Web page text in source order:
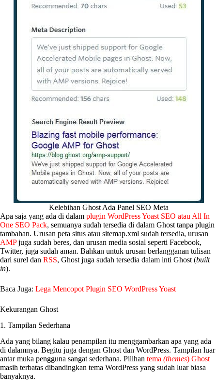
Kelebihan Ghost Ada Panel SEO Meta
Apa saja yang ada di dalam plugin WordPress Yoast SEO atau All In
One SEO Pack, semuanya sudah tersedia di dalam Ghost tanpa plugin
tambahan. Urusan peta situs atau sitemap.xml sudah tersedia, urusan
AMPjuga sudah beres, dan urusan media sosial seperti Facebook,
Twitter, juga sudah aman. Bahkan untuk urusan berlangganan tulisan
dari surel dan RSS, Ghost juga sudah tersedia dalam inti Ghost (built
in).
Baca Juga: Lega Mencopot Plugin SEO WordPress Yoast
Kekurangan Ghost
1. Tampilan Sederhana
Ada yang bilang kalau penampilan itu menggambarkan apa yang ada
di dalamnya. Begitu juga dengan Ghost dan WordPress. Tampilan luar
antar muka pengguna sangat sederhana. Pilihan tema (themes) Ghost
masih terbatas dibandingkan tema WordPress yang sudah luar biasa
banyaknya.